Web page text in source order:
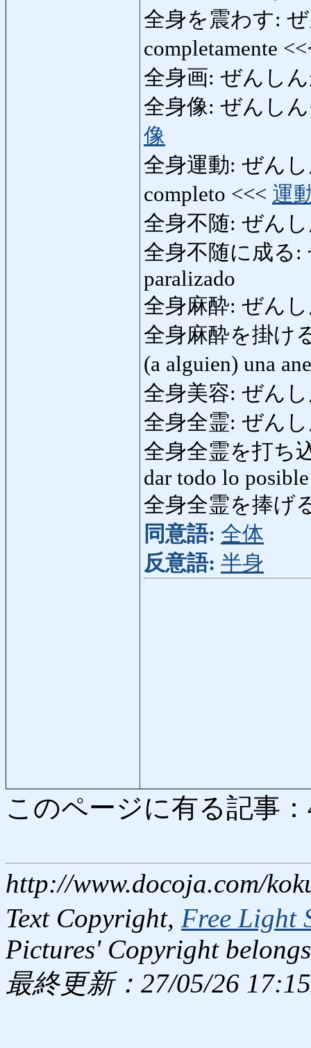
全身を震わす: ぜ
completamente
全身画: ぜんしん
全身像: ぜんしん
像
全身運動: ぜん
completo <<< 運
全身不随: ぜん
全身不随に成る:
paralizado
全身麻酔: ぜんし
全身麻酔を掛け
(a alguien) una
全身美容: ぜん
全身全霊: ぜん
全身全霊を打ち
dar todo lo
全身全霊を捧げ
同意語: 全体
反意語: 半身
このページに有る記事
http://www.docoja.com/
Text Copyright, Free Light
Pictures' Copyright
最終更新：27/05/26 17:15